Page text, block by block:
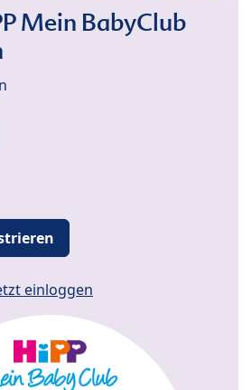
Mein BabyClub
einloggen